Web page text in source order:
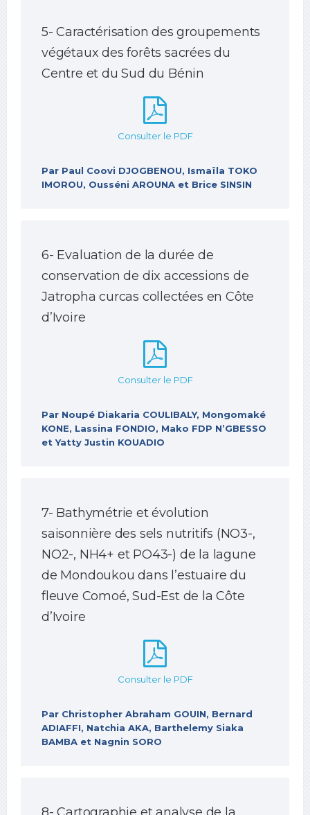
5- Caractérisation des groupements
végétaux des forêts sacrées du
Centre et du Sud du Bénin
Consulter le PDF
Par Paul Coovi DJOGBENOU, Ismaïla TOKO
IMOROU, Ousséni AROUNA et Brice SINSIN
6- Evaluation de la durée de
conservation de dix accessions de
Jatropha curcas collectées en Côte
d’Ivoire
Consulter le PDF
Par Noupé Diakaria COULIBALY, Mongomaké
KONE, Lassina FONDIO, Mako FDP N’GBESSO
et Yatty Justin KOUADIO
7- Bathymétrie et évolution
saisonnière des sels nutritifs (NO3-,
NO2-, NH4+ et PO43-) de la lagune
de Mondoukou dans l’estuaire du
fleuve Comoé, Sud-Est de la Côte
d’Ivoire
Consulter le PDF
Par Christopher Abraham GOUIN, Bernard
ADIAFFI, Natchia AKA, Barthelemy Siaka
BAMBA et Nagnin SORO